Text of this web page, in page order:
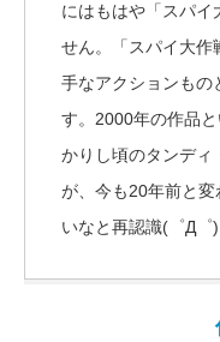
にはもはや「スパイ
せん。「スパイ大作
手なアクションもの
す。2000年の作品
かりし頃のタンディ
が、今も20年前と
いなと再認識(゜Д゜)